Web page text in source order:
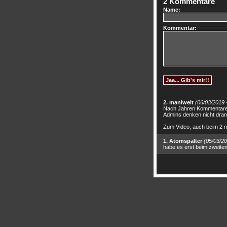
Name:
Kommentar:
2. maniwelt (06/03/2019
Nach Jahren
Admins denken nicht
Zum Video, auch beim 2
1. Atomspalter (05/03/
habe es erst beim